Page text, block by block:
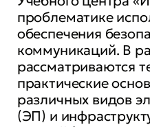
проблематике
обеспечения
коммуникаций. В
рассматриваются
практические
различных видов
(ЭП) и